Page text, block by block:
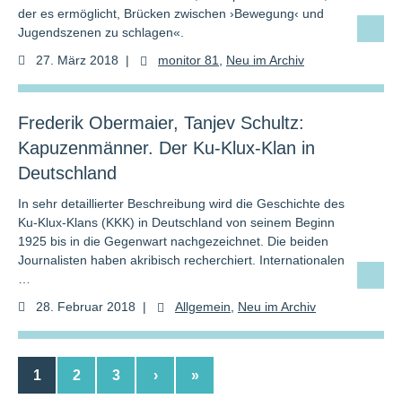
der es ermöglicht, Brücken zwischen ›Bewegung‹ und
Jugendszenen zu schlagen«.
27. März 2018 | monitor 81 Neu im Archiv
Frederik Obermaier, Tanjev Schultz:
Kapuzenmänner. Der Ku-Klux-Klan in
Deutschland
In sehr detaillierter Beschreibung wird die Geschichte des
Ku-Klux-Klans (KKK) in Deutschland von seinem Beginn
1925 bis in die Gegenwart nachgezeichnet. Die beiden
Journalisten haben akribisch recherchiert. Internationalen
28. Februar 2018 | Allgemein Neu im Archiv
1 2 3 › »